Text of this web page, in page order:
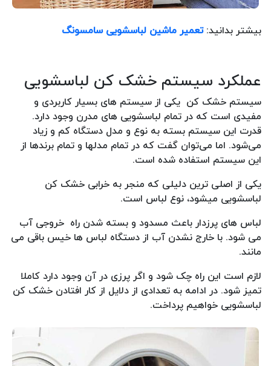
بیشتر بدانید: تعمیر ماشین لباسشویی سامسونگ
عملکرد سیستم خشک کن لباسشویی
سیستم خشک کن یکی از سیستم های بسیار کاربردی و
مفیدی است که در تمام لباسشویی های مدرن وجود دارد.
قدرت این سیستم بسته به نوع و مدل دستگاه کم و زیاد
می‌شود. اما می‌توان گفت که در تمام مدلها و تمام برندها از
این سیستم استفاده شده است.
یکی از اصلی ترین دلیلی که منجر به خرابی خشک کن
لباسشویی میشود، نوع لباس است.
لباس های پرزدار باعث مسدود و بسته شدن راه خروجی آب
می شود. با خارج نشدن آب از دستگاه لباس ها خیس باقی می
مانند.
لازم است این راه چک شود و اگر پرزی در آن وجود دارد کاملا
تمیز شود. در ادامه به تعدادی از دلایل از کار افتادن خشک کن
لباسشویی خواهیم پرداخت.